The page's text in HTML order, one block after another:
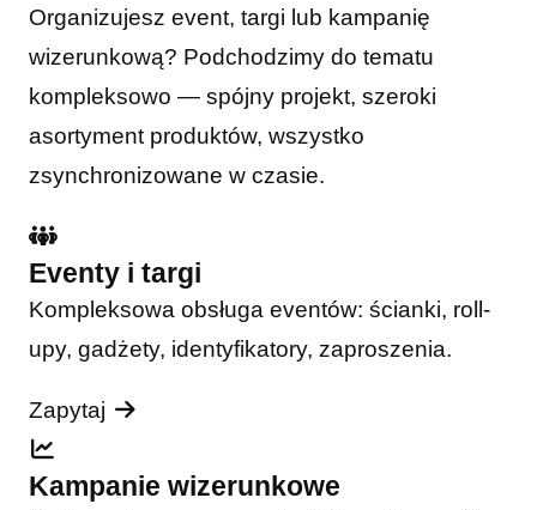
Organizujesz event, targi lub kampanię
wizerunkową? Podchodzimy do tematu
kompleksowo — spójny projekt, szeroki
asortyment produktów, wszystko
zsynchronizowane w czasie.
Eventy i targi
Kompleksowa obsługa eventów: ścianki, roll-
upy, gadżety, identyfikatory, zaproszenia.
Zapytaj
Kampanie wizerunkowe